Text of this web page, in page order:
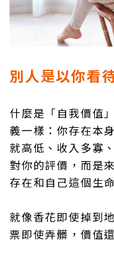
別人是以你看
什麼是「自我價值
義一樣：你存在本
就高低、收入多寡
對你的評價，而是
存在和自己這個生
就像香花即使掉到
票即使弄髒，價值